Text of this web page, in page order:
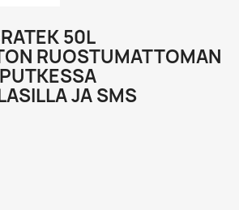
50L
RUOSTUMATTOMAN
JA SMS